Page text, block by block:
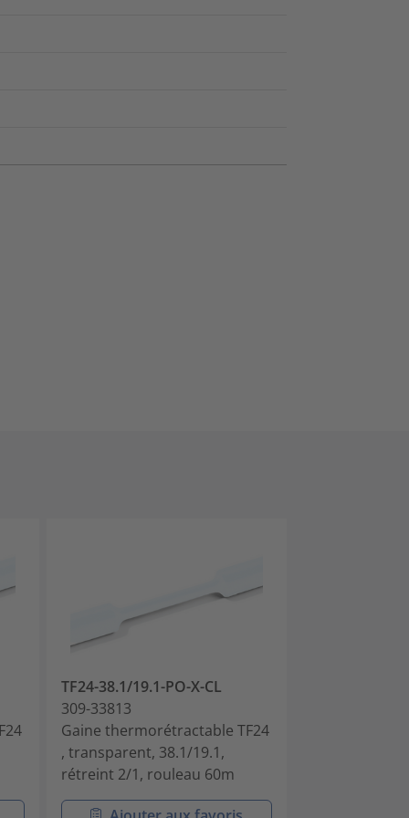
TF24-38.1/19.1-PO-X-CL
309-33813
Gaine thermorétractable TF24
, transparent, 38.1/19.1,
rétreint 2/1, rouleau 60m